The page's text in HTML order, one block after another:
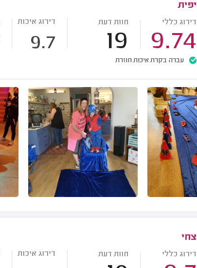
יפית
דירוג כללי
9.74
חוות דעת
19
דירוג איכות
9.7
עברה בקרת איכות חוזרת
צחי
דירוג כללי חוות דעת דירוג איכות